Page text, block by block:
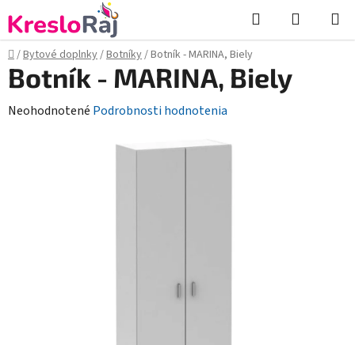
na
obsah
Hľadať
KOŠÍK
Domov
/Bytové doplnky/Botníky/Botník - MARINA, Biely
Botník - MARINA, Biely
Priemerné
Neohodnotené Podrobnosti hodnotenia